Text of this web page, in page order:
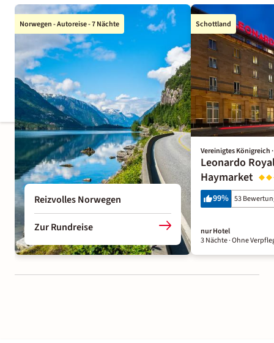
Norwegen - Autoreise - 7 Nächte
Reizvolles Norwegen
Zur Rundreise
Schottland
Vereinigtes Königreich
Leonardo
Haymarket
99% 53
nur Hotel
3 Nächte· Ohne